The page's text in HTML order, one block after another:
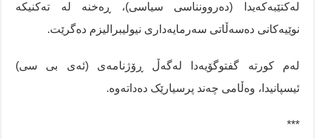
لەکتێبەکەیدا (دەروونناسی سیاسی)، ڕەخنە لە تەکنیکە
نوێیەکانی دەسەڵاتی سەرمایەداری نیولیبرالیزم دەگرێت.
لەم کورتە گفتوگۆیەدا لەگەڵ ڕۆژنامەی (ئەی بی سی)
ئیسپانیدا، وەڵامی چەند پرسیارێک دەداتەوە.
***